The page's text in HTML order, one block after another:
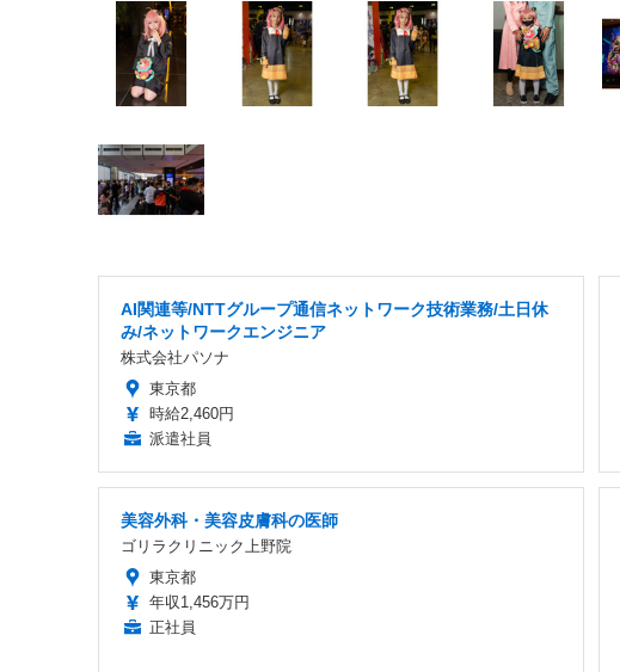
AI関連等/NTTグループ通信ネットワーク技術業務/土日休
み/ネットワークエンジニア
株式会社パソナ
東京都
時給2,460円
派遣社員
美容外科・美容皮膚科の医師
ゴリラクリニック上野院
東京都
年収1,456万円
正社員